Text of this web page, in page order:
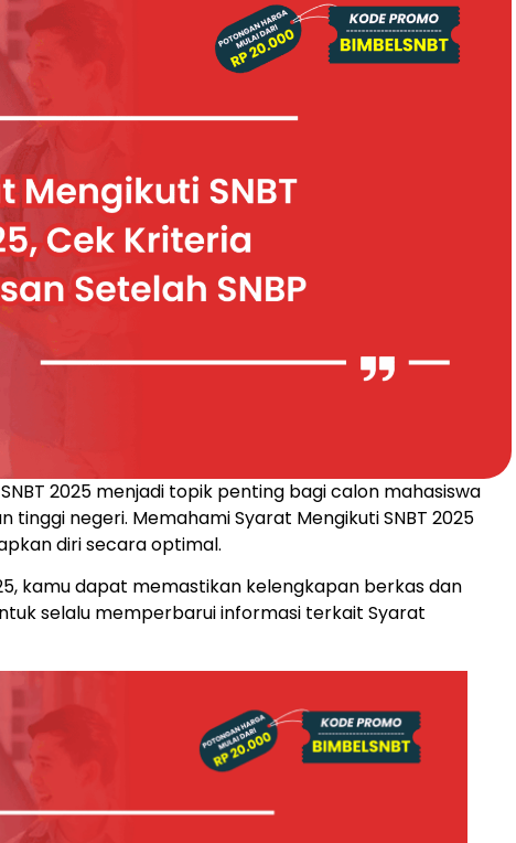
2025 menjadi topik penting bagi calon mahasiswa
negeri. Memahami Syarat Mengikuti SNBT 2025
diri secara optimal.
kamu dapat memastikan kelengkapan berkas dan
selalu memperbarui informasi terkait Syarat